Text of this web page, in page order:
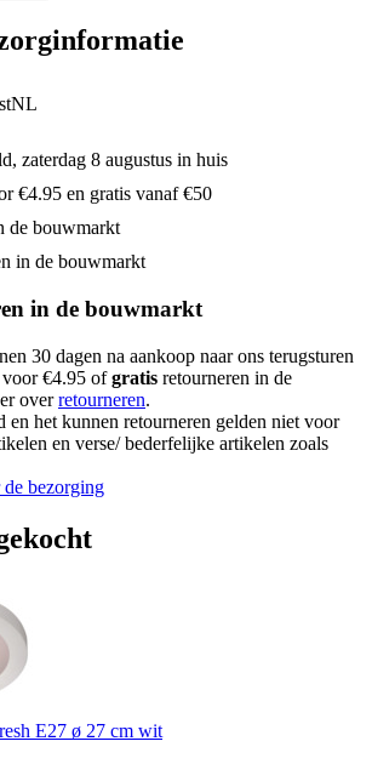
zaterdag 8 augustus in huis
€4.95 en gratis vanaf €50
de bouwmarkt
in de bouwmarkt
in de bouwmarkt
30 dagen na aankoop naar ons terugsturen
€4.95 ofgratis retourneren in de
overretourneren.
en het kunnen retourneren gelden niet voor
en verse/ bederfelijke artikelen zoals
bezorging
E27 ø 27 cm wit